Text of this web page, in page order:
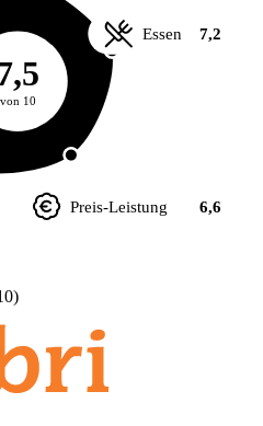
von 10
Essen 7,2
Preis-Leistung 6,6